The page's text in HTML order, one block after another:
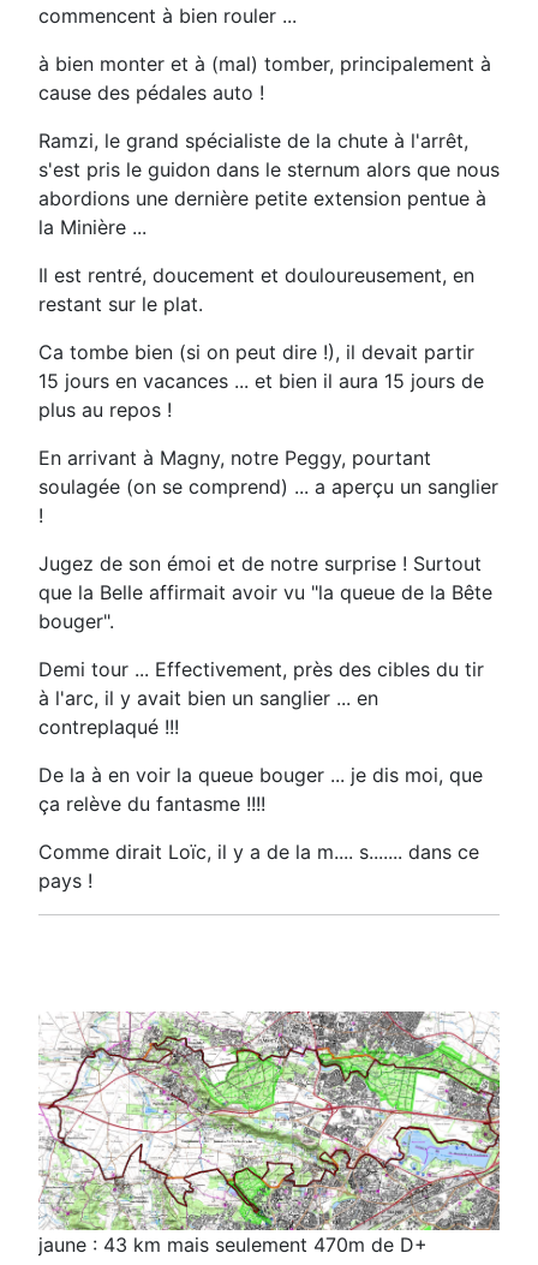
commencent à bien rouler ...
à bien monter et à (mal) tomber, principalement à
cause des pédales auto !
Ramzi, le grand spécialiste de la chute à l'arrêt,
s'est pris le guidon dans le sternum alors que nous
abordions une dernière petite extension pentue à
la Minière ...
Il est rentré, doucement et douloureusement, en
restant sur le plat.
Ca tombe bien (si on peut dire !), il devait partir
15 jours en vacances ... et bien il aura 15 jours de
plus au repos !
En arrivant à Magny, notre Peggy, pourtant
soulagée (on se comprend) ... a aperçu un sanglier
!
Jugez de son émoi et de notre surprise ! Surtout
que la Belle affirmait avoir vu "la queue de la Bête
bouger".
Demi tour ... Effectivement, près des cibles du tir
à l'arc, il y avait bien un sanglier ... en
contreplaqué !!!
De la à en voir la queue bouger ... je dis moi, que
ça relève du fantasme !!!!
Comme dirait Loïc, il y a de la m.... s....... dans ce
pays !
jaune : 43 km mais seulement 470m de D+